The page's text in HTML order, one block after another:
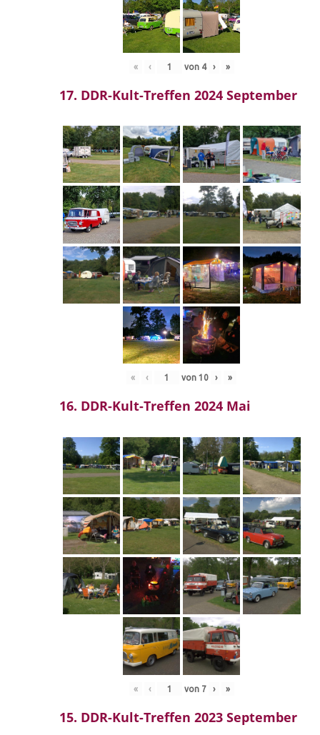
« ‹ von 4 › »
17. DDR-Kult-Treffen 2024 September
« ‹ von 10 › »
16. DDR-Kult-Treffen 2024 Mai
« ‹ von 7 › »
15. DDR-Kult-Treffen 2023 September